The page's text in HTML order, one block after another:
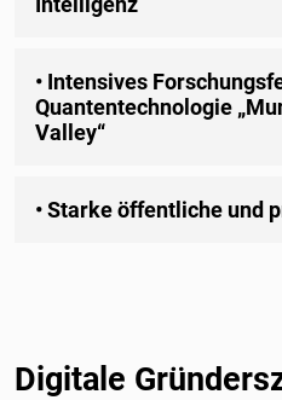
• Intensives
Quantentechnologie
Valley“
• Starke öffentliche und
Digitale